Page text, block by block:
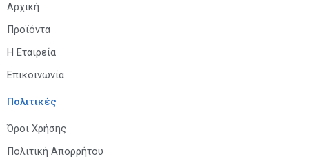
Αρχική
Προϊόντα
Η Εταιρεία
Επικοινωνία
Πολιτικές
Όροι Χρήσης
Πολιτική Απορρήτου